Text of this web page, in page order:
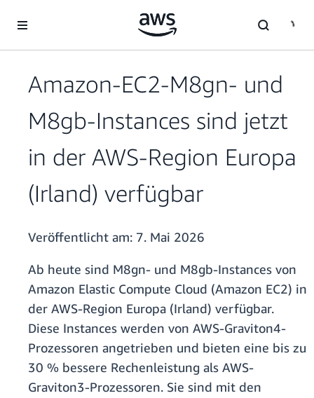
Überspringen zum Hauptinhalt
Amazon-EC2-M8gn- und
M8gb-Instances sind jetzt
in der AWS-Region Europa
(Irland) verfügbar
Veröffentlicht am: 7. Mai 2026
Ab heute sind M8gn- und M8gb-Instances von
Amazon Elastic Compute Cloud (Amazon EC2) in
der AWS-Region Europa (Irland) verfügbar.
Diese Instances werden von AWS-Graviton4-
Prozessoren angetrieben und bieten eine bis zu
30 % bessere Rechenleistung als AWS-
Graviton3-Prozessoren. Sie sind mit den